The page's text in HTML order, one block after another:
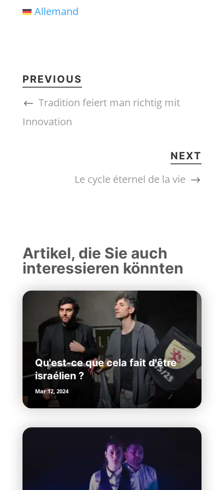
Allemand
PREVIOUS
Tradition feiert man richtig mit
Innovation
NEXT
Le cycle éternel de la vie
Artikel, die Sie auch
interessieren könnten
Qu'est-ce que cela fait d'être
israélien ?
Mar 12, 2024